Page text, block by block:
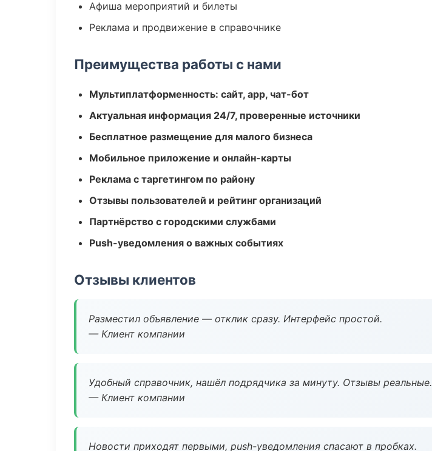
Афиша мероприятий и билеты
Реклама и продвижение в справочнике
Преимущества работы с нами
Мультиплатформенность: сайт, app, чат-бот
Актуальная информация 24/7, проверенные источники
Бесплатное размещение для малого бизнеса
Мобильное приложение и онлайн-карты
Реклама с таргетингом по району
Отзывы пользователей и рейтинг организаций
Партнёрство с городскими службами
Push-уведомления о важных событиях
Отзывы клиентов
Разместил объявление — отклик сразу. Интерфейс простой.
— Клиент компании
Удобный справочник, нашёл подрядчика за минуту. Отзывы реальные.
— Клиент компании
Новости приходят первыми, push-уведомления спасают в пробках.